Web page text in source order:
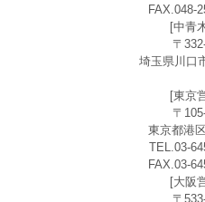
FAX.048-
[中青
〒
埼玉県川口
[東京
〒
東京都港
TEL.03-
FAX.03-
[大阪
〒